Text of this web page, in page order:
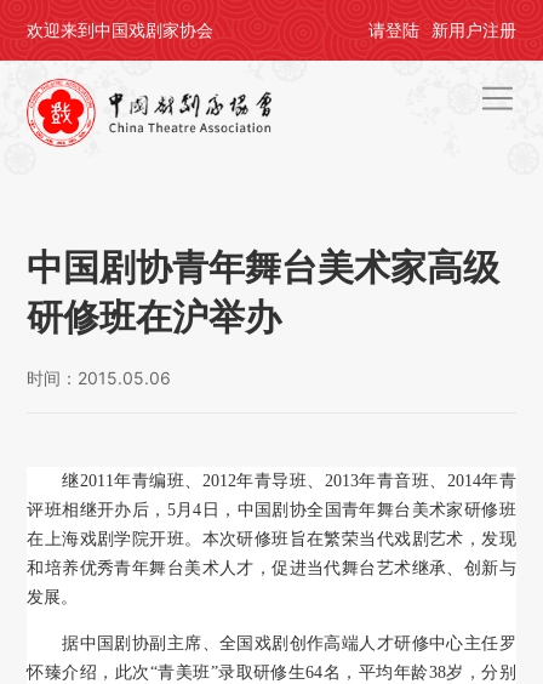
欢迎来到中国戏剧家协会 请登陆 新用户注册
首页
剧协公告
戏剧活动
会员中心
人才培养
对外交流
刊物出版
中国剧协青年舞台美术家高级
研修班在沪举办
时间：2015.05.06
继2011年青编班、2012年青导班、2013年青音班、2014年青
评班相继开办后，5月4日，中国剧协全国青年舞台美术家研修班
在上海戏剧学院开班。本次研修班旨在繁荣当代戏剧艺术，发现
和培养优秀青年舞台美术人才，促进当代舞台艺术继承、创新与
发展。
据中国剧协副主席、全国戏剧创作高端人才研修中心主任罗
怀臻介绍，此次“青美班”录取研修生64名，平均年龄38岁，分别